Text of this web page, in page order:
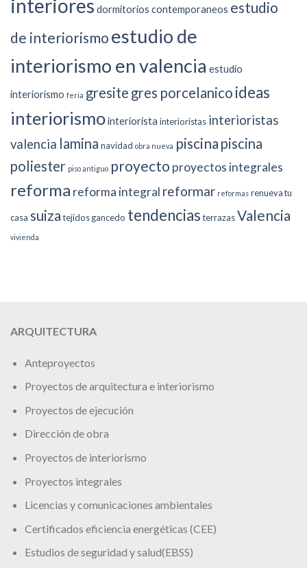
interiores dormitorios contemporaneos estudio
de interiorismo estudio de
interiorismo en valencia estudio
interiorismo feria gresite gres porcelanico ideas
interiorismointeriorista interioristas interioristas
valencia lamina navidad obra nueva piscina piscina
poliester piso antiguo proyecto proyectos integrales
reforma reforma integral reformar reformas renueva tu
casa suiza tejidos gancedo tendencias terrazasValencia
vivienda
ARQUITECTURA
Anteproyectos
Proyectos de arquitectura e interiorismo
Proyectos de ejecución
Dirección de obra
Proyectos de interiorismo
Proyectos integrales
Licencias y comunicaciones ambientales
Certificados eficiencia energéticas (CEE)
Estudios de seguridad y salud(EBSS)